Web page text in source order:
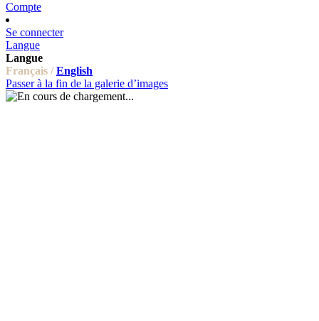
Compte
Se connecter
Langue
Langue
Français / English
Passer à la fin de la galerie d’images